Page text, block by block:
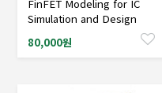
샘플도서신청
FinFET Modeling for IC
Simulation and Design
80,000원